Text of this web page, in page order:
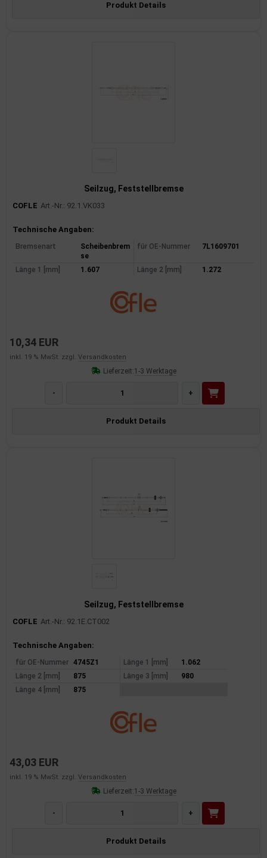
Produkt Details
Seilzug, Feststellbremse
COFLE Art.-Nr.: 92.1.VK033
Produktinformationen
Technische Angaben:
Bremsenart
Scheibenbrem
se
für OE-Nummer 7L1609701
Länge 1 [mm] 1.607 Länge 2 [mm] 1.272
10,34 EUR
inkl. 19 % MwSt. zzgl. Versandkosten
Lieferzeit:1-3 Werktage
- +
Produkt Details
Seilzug, Feststellbremse
COFLE Art.-Nr.: 92.1E.CT002
Produktinformationen
Technische Angaben:
für OE-Nummer 4745Z1 Länge 1 [mm]
1.062
Länge 2 [mm]
875 Länge 3 [mm]
980
Länge 4 [mm]
875
43,03 EUR
inkl. 19 % MwSt. zzgl. Versandkosten
Lieferzeit:1-3 Werktage
- +
Produkt Details